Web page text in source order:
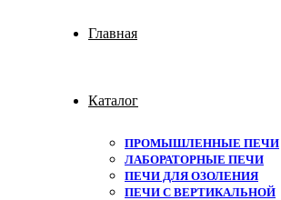
Главная
Каталог
ПРОМЫШЛЕННЫЕ ПЕЧИ
ЛАБОРАТОРНЫЕ ПЕЧИ
ПЕЧИ ДЛЯ ОЗОЛЕНИЯ
ПЕЧИ С ВЕРТИКАЛЬНОЙ